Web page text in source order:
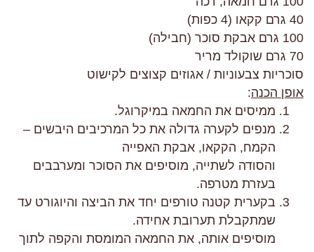
40 גרם קקאו (4 כפות)
100 גרם אבקת סוכר (חבילה)
70 גרם שוקולד מריר
סוכריות צבעוניות / אגוזים קצוצים לקישוט
אופן הכנה:
ממיסים את החמאה במיקרוגל.
מנפים לקערה גדולה את כל המרכיבים היבשים –
הקמח, הקקאו, אבקת האפייה
והסודה לשתייה, מוסיפים את הסוכר ומערבבים
בעזרת מטרפה.
בקערית קטנה טורפים יחד את הביצה והיוגורט עד
שמתקבלת תערובת אחידה.
מוסיפים אותה, את החמאה המומסת והקפה לתוך